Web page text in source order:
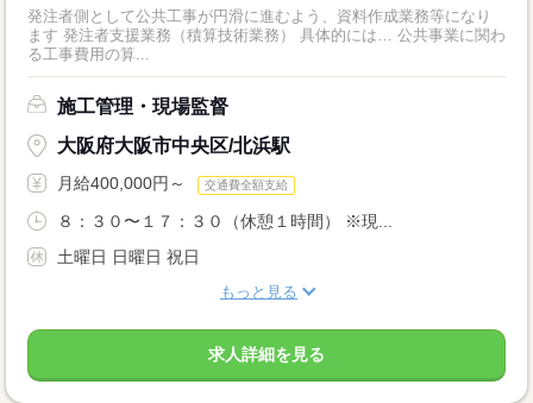
発注者側として公共工事が円滑に進むよう、資料作成業務等になり
ます 発注者支援業務（積算技術業務） 具体的には… 公共事業に関わ
る工事費用の算...
施工管理・現場監督
大阪府大阪市中央区/北浜駅
月給400,000円～ 交通費全額支給
８：３０〜１７：３０（休憩１時間） ※現...
土曜日 日曜日 祝日
もっと見る
求人詳細を見る